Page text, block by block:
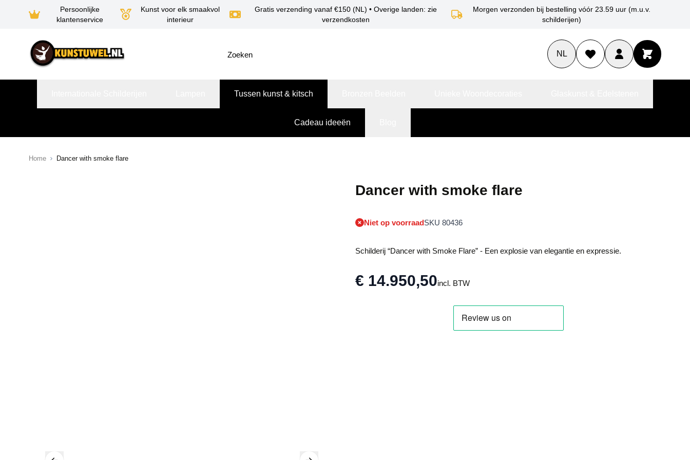
Persoonlijke
klantenservice
Kunst voor elk smaakvol
interieur
Gratis verzending vanaf €150 (NL) • Overige landen: zie
verzendkosten
Morgen verzonden bij bestelling vóór 23.59 uur (m.u.v.
schilderijen)
NL
Tussen kunst & kitsch
Cadeau ideeën
Home Dancer with smoke flare
Dancer with smoke flare
Niet op voorraadSKU 80436
Schilderij “Dancer with Smoke Flare” - Een explosie van elegantie en expressie.
€ 14.950,50incl. BTW